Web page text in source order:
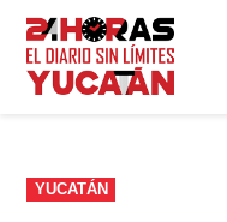
Saltar
contenido
PUBLICADO
EN
YUCATÁN